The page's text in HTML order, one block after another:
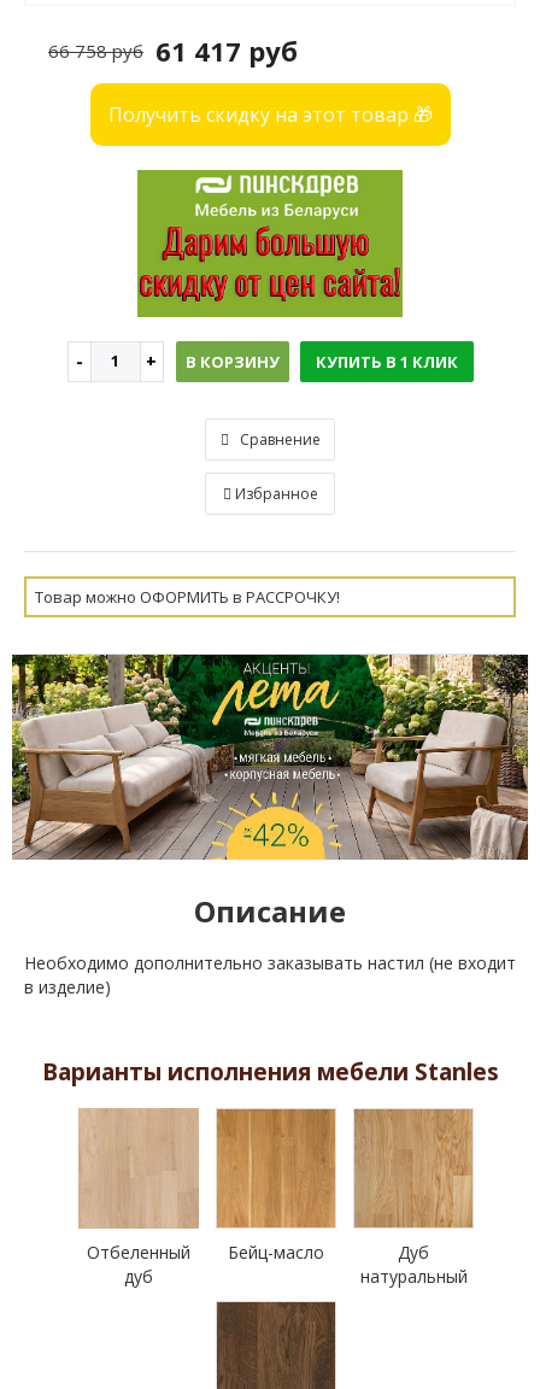
61 417 руб
66 758 руб
Получить скидку на этот товар 🎁
В КОРЗИНУ КУПИТЬ В 1 КЛИК
Сравнение
Избранное
Товар можно ОФОРМИТЬ в РАССРОЧКУ!
Описание
Необходимо дополнительно заказывать настил (не входит
в изделие)
Варианты исполнения мебели Stanles
Отбеленный
дуб
Бейц-масло
Дуб
натуральный